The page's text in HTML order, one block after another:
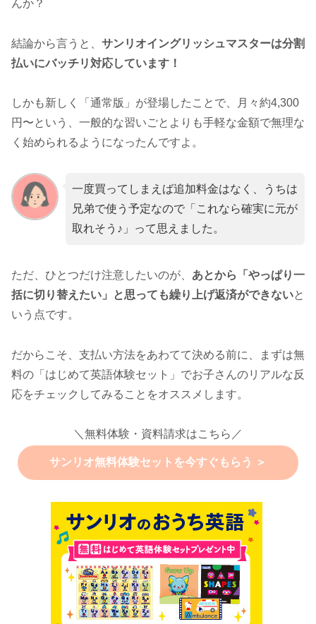
んか？
結論から言うと、 サンリオイングリッシュマスターは分割
払いにバッチリ対応しています！
しかも新しく「通常版」が登場したことで、月々約4,300
円〜という、一般的な習いごとよりも手軽な金額で無理な
く始められるようになったんですよ。
一度買ってしまえば追加料金はなく、うちは
兄弟で使う予定なので「これなら確実に元が
取れそう♪」って思えました。
ただ、ひとつだけ注意したいのが、 あとから「やっぱり一
括に切り替えたい」と思っても繰り上げ返済ができないと
いう点です。
だからこそ、支払い方法をあわてて決める前に、まずは無
料の「はじめて英語体験セット」でお子さんのリアルな反
応をチェックしてみることをオススメします。
＼ 無料体験・資料請求はこちら／
サンリオ無料体験セットを今すぐもらう ＞